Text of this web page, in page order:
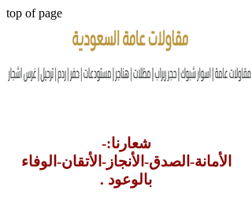
top of page
شعارنا:-
الأمانة-الصدق-الأنجاز-الأتقان-الوفاء
بالوعود .